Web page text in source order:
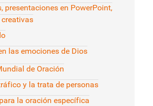
presentaciones en PowerPoint,
creativas
las emociones de Dios
de Oración
y la trata de personas
la oración específica